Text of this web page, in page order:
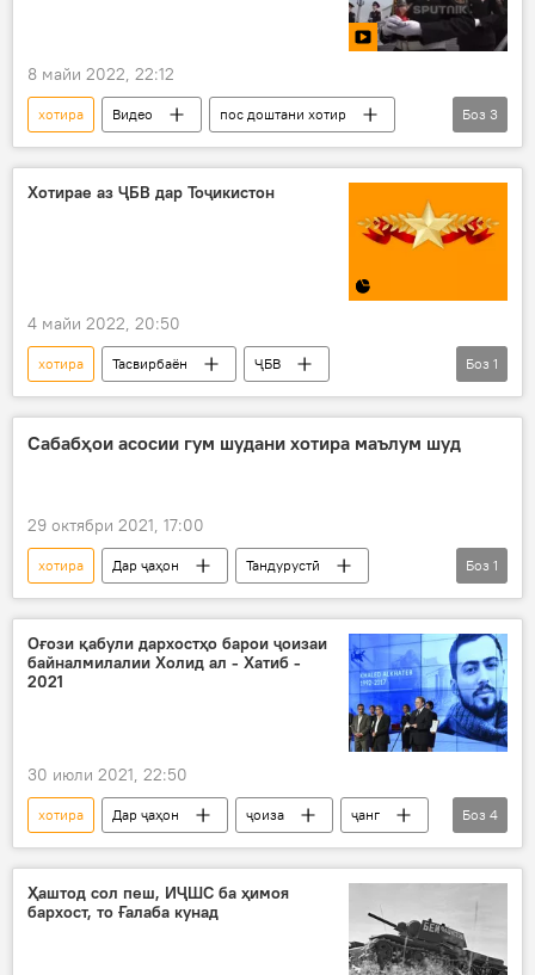
8 майи 2022, 22:12
хотира Видео
пос доштани хотир
ғалаба
оташ Ҳанги ҷовидон
Боз 3
Хотирае аз ҶБВ дар Тоҷикистон
4 майи 2022, 20:50
хотира Тасвирбаён
ҶБВ
қаҳрамонӣ
Боз 1
Сабабҳои асосии гум шудани хотира маълум шуд
29 октябри 2021, 17:00
хотира Дар ҷаҳон
Тандурустӣ
Илм ва фанноварӣ
Боз 1
Оғози қабули дархостҳо барои ҷоизаи
байналмилалии Холид ал - Хатиб -
2021
30 июли 2021, 22:50
хотира Дар ҷаҳон ҷоиза
ҷанг
гузориш
матлаб
навгониҳои соҳаи журналистика
журналист
Боз 4
Ҳаштод сол пеш, ИҶШС ба ҳимоя
бархост, то Ғалаба кунад